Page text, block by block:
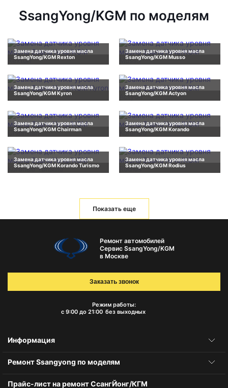
SsangYong/KGM по моделям
Замена датчика уровня масла
SsangYong/KGM Rexton
Замена датчика уровня масла
SsangYong/KGM Musso
Замена датчика уровня масла
SsangYong/KGM Kyron
Замена датчика уровня масла
SsangYong/KGM Actyon
Замена датчика уровня масла
SsangYong/KGM Chairman
Замена датчика уровня масла
SsangYong/KGM Korando
Замена датчика уровня масла
SsangYong/KGM Korando Turismo
Замена датчика уровня масла
SsangYong/KGM Rodius
Показать еще
Ремонт автомобилей
Сервис SsangYong/KGM
в Москве
Режим работы:
с 9:00 до 21:00 без выходных
Заказать звонок
Информация
Ремонт Ssangyong по моделям
Прайс-лист на ремонт СсангЙонг/КГМ